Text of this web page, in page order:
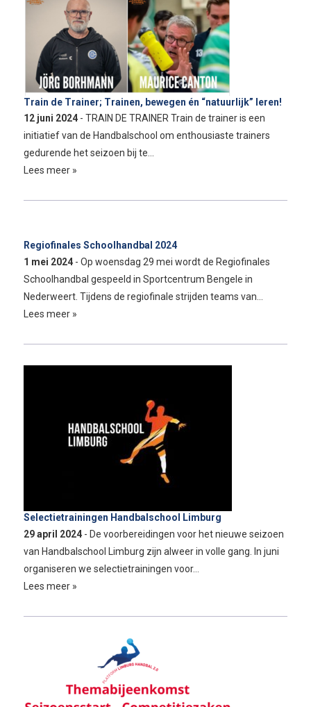
Train de Trainer; Trainen, bewegen én “natuurlijk” leren!
12 juni 2024 - TRAIN DE TRAINER Train de trainer is een
initiatief van de Handbalschool om enthousiaste trainers
gedurende het seizoen bij te…
Lees meer »
Regiofinales Schoolhandbal 2024
1 mei 2024 - Op woensdag 29 mei wordt de Regiofinales
Schoolhandbal gespeeld in Sportcentrum Bengele in
Nederweert. Tijdens de regiofinale strijden teams van…
Lees meer »
Selectietrainingen Handbalschool Limburg
29 april 2024 - De voorbereidingen voor het nieuwe seizoen
van Handbalschool Limburg zijn alweer in volle gang. In juni
organiseren we selectietrainingen voor…
Lees meer »